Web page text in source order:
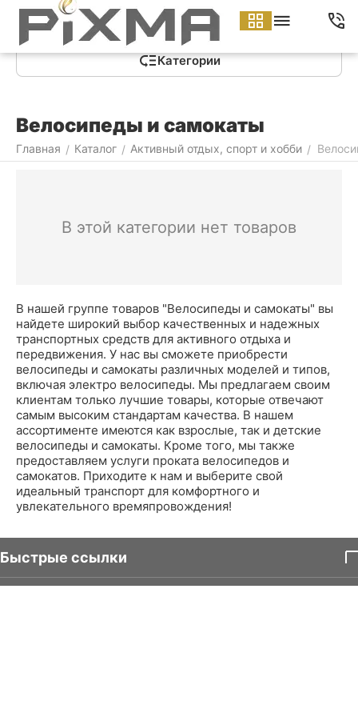
Категории
Велосипеды и самокаты
Главная / Каталог / Активный отдых, спорт и хобби /
В нашей группе товаров "Велосипеды и самокаты" вы
найдете широкий выбор качественных и надежных
транспортных средств для активного отдыха и
передвижения. У нас вы сможете приобрести
велосипеды и самокаты различных моделей и типов,
включая электро велосипеды. Мы предлагаем своим
клиентам только лучшие товары, которые отвечают
самым высоким стандартам качества. В нашем
ассортименте имеются как взрослые, так и детские
велосипеды и самокаты. Кроме того, мы также
предоставляем услуги проката велосипедов и
самокатов. Приходите к нам и выберите свой
идеальный транспорт для комфортного и
увлекательного времяпровождения!
В этой категории нет товаров
Быстрые ссылки
Меню Найти Корзина Аккаунт